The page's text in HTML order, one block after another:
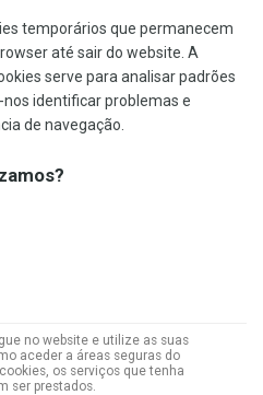
temporários que permanecem
até sair do website. A
serve para analisar padrões
identificar problemas e
de navegação.
no website e utilize as suas
aceder a áreas seguras do
os serviços que tenha
ser prestados.